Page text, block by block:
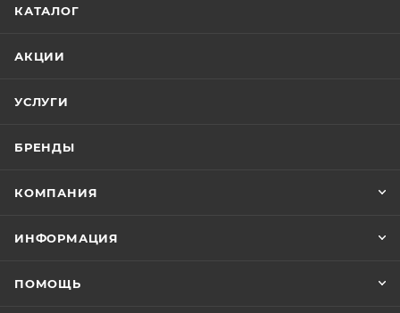
КАТАЛОГ
АКЦИИ
УСЛУГИ
БРЕНДЫ
КОМПАНИЯ
ИНФОРМАЦИЯ
ПОМОЩЬ